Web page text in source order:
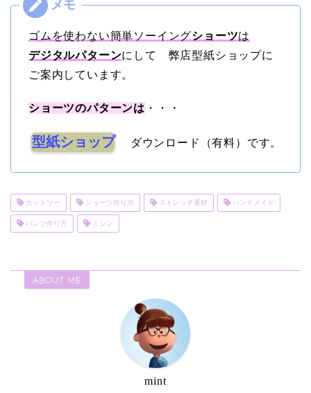
ゴムを使わない簡単ソーイングショーツは
デジタルパターンにして 弊店型紙ショップに
ご案内しています。
ショーツのパターンは ・・・
型紙ショップ ダウンロード（有料）です。
カットソー ショーツ作り方 ストレッチ素材 ハンドメイド
パンツ作り方 ミシン
ABOUT ME
mint